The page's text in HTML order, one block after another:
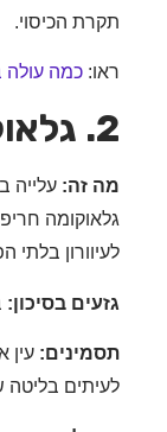
הכיסוי.
כמה עולה ביטוח
עלייה בלחץ
חריפה היא
בלתי הפיך תוך
בסיכון:באסט
עין אדומה
בליטה של גלגל